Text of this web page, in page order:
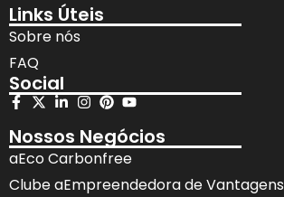
Links Úteis
Sobre nós
FAQ
Social
Nossos Negócios
aEco Carbonfree
Clube aEmpreendedora de Vantagens